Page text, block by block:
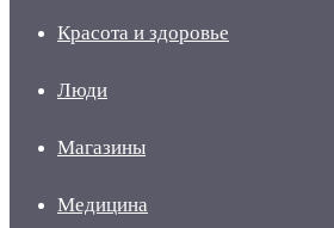
Красота и здоровье
Люди
Магазины
Медицина